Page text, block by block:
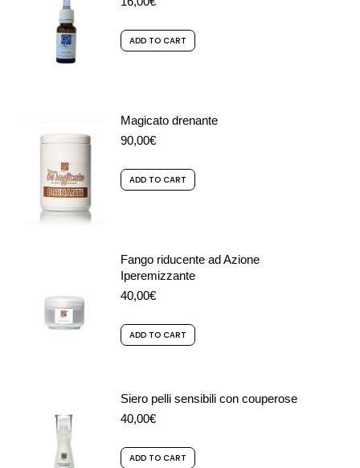
ADD TO CART
Magicato drenante
90,00€
ADD TO CART
Fango riducente ad Azione
Iperemizzante
40,00€
ADD TO CART
Siero pelli sensibili con couperose
40,00€
ADD TO CART